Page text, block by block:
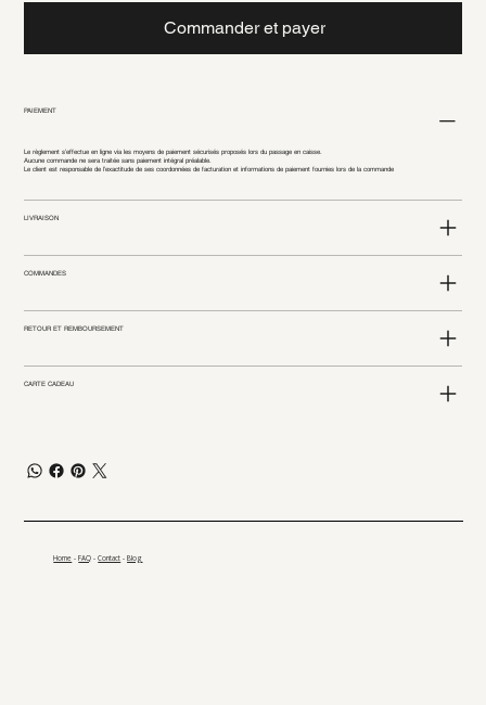
Commander et payer
PAIEMENT
Le règlement s’effectue en ligne via les moyens de paiement sécurisés proposés lors du passage en caisse.
Aucune commande ne sera traitée sans paiement intégral préalable.
Le client est responsable de l’exactitude de ses coordonnées de facturation et informations de paiement fournies lors de la commande
LIVRAISON
COMMANDES
RETOUR ET REMBOURSEMENT
CARTE CADEAU
Home -FAQ -Contact -Blog